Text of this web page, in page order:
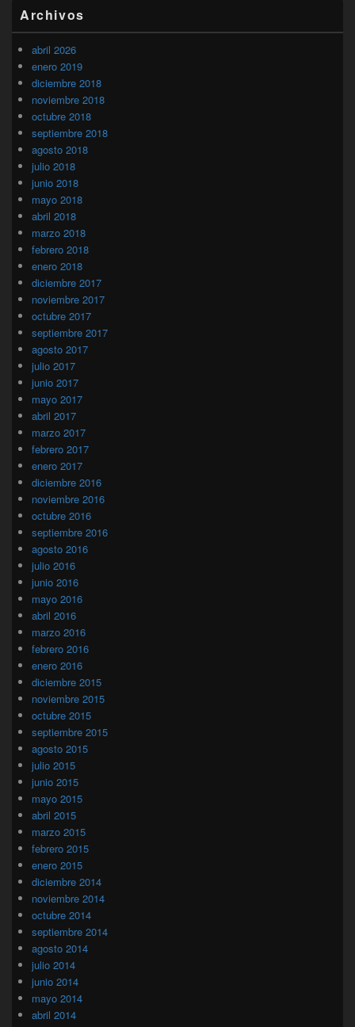
Archivos
abril 2026
enero 2019
diciembre 2018
noviembre 2018
octubre 2018
septiembre 2018
agosto 2018
julio 2018
junio 2018
mayo 2018
abril 2018
marzo 2018
febrero 2018
enero 2018
diciembre 2017
noviembre 2017
octubre 2017
septiembre 2017
agosto 2017
julio 2017
junio 2017
mayo 2017
abril 2017
marzo 2017
febrero 2017
enero 2017
diciembre 2016
noviembre 2016
octubre 2016
septiembre 2016
agosto 2016
julio 2016
junio 2016
mayo 2016
abril 2016
marzo 2016
febrero 2016
enero 2016
diciembre 2015
noviembre 2015
octubre 2015
septiembre 2015
agosto 2015
julio 2015
junio 2015
mayo 2015
abril 2015
marzo 2015
febrero 2015
enero 2015
diciembre 2014
noviembre 2014
octubre 2014
septiembre 2014
agosto 2014
julio 2014
junio 2014
mayo 2014
abril 2014